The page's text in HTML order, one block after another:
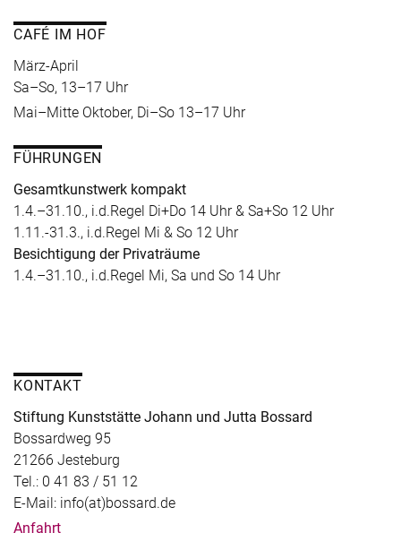
CAFÉ IM HOF
März-April
Sa–So, 13–17 Uhr
Mai–Mitte Oktober, Di–So 13–17 Uhr
FÜHRUNGEN
Gesamtkunstwerk kompakt
1.4.–31.10., i.d.Regel Di+Do 14 Uhr & Sa+So 12 Uhr
1.11.-31.3., i.d.Regel Mi & So 12 Uhr
Besichtigung der Privaträume
1.4.–31.10., i.d.Regel Mi, Sa und So 14 Uhr
KONTAKT
Stiftung Kunststätte Johann und Jutta Bossard
Bossardweg 95
21266 Jesteburg
Tel.: 0 41 83 / 51 12
E-Mail: info(at)bossard.de
Anfahrt